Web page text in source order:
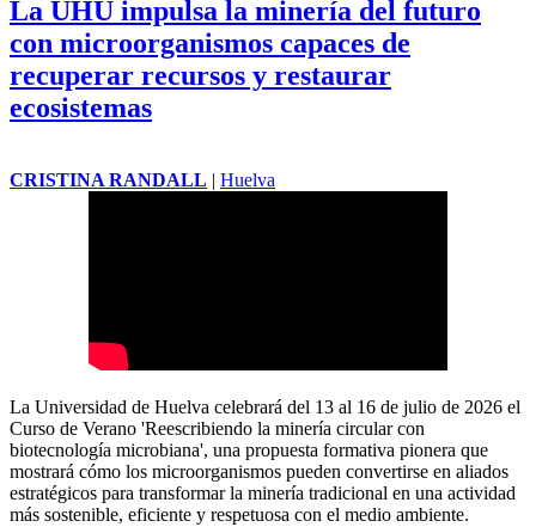
La UHU impulsa la minería del futuro
con microorganismos capaces de
recuperar recursos y restaurar
ecosistemas
CRISTINA RANDALL | Huelva
La Universidad de Huelva celebrará del 13 al 16 de julio de 2026 el
Curso de Verano 'Reescribiendo la minería circular con
biotecnología microbiana', una propuesta formativa pionera que
mostrará cómo los microorganismos pueden convertirse en aliados
estratégicos para transformar la minería tradicional en una actividad
más sostenible, eficiente y respetuosa con el medio ambiente.